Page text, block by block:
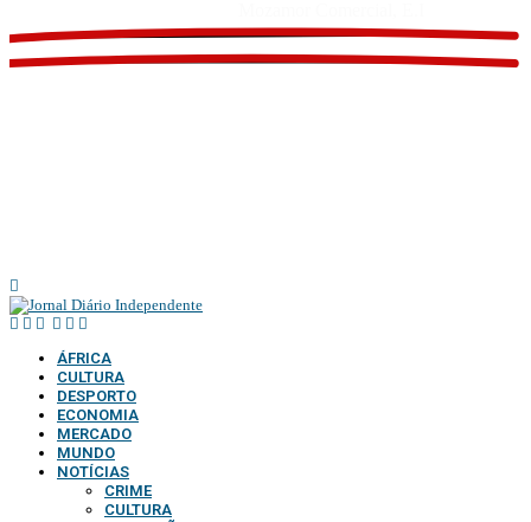
ÁFRICA
CULTURA
DESPORTO
ECONOMIA
MERCADO
MUNDO
NOTÍCIAS
CRIME
CULTURA